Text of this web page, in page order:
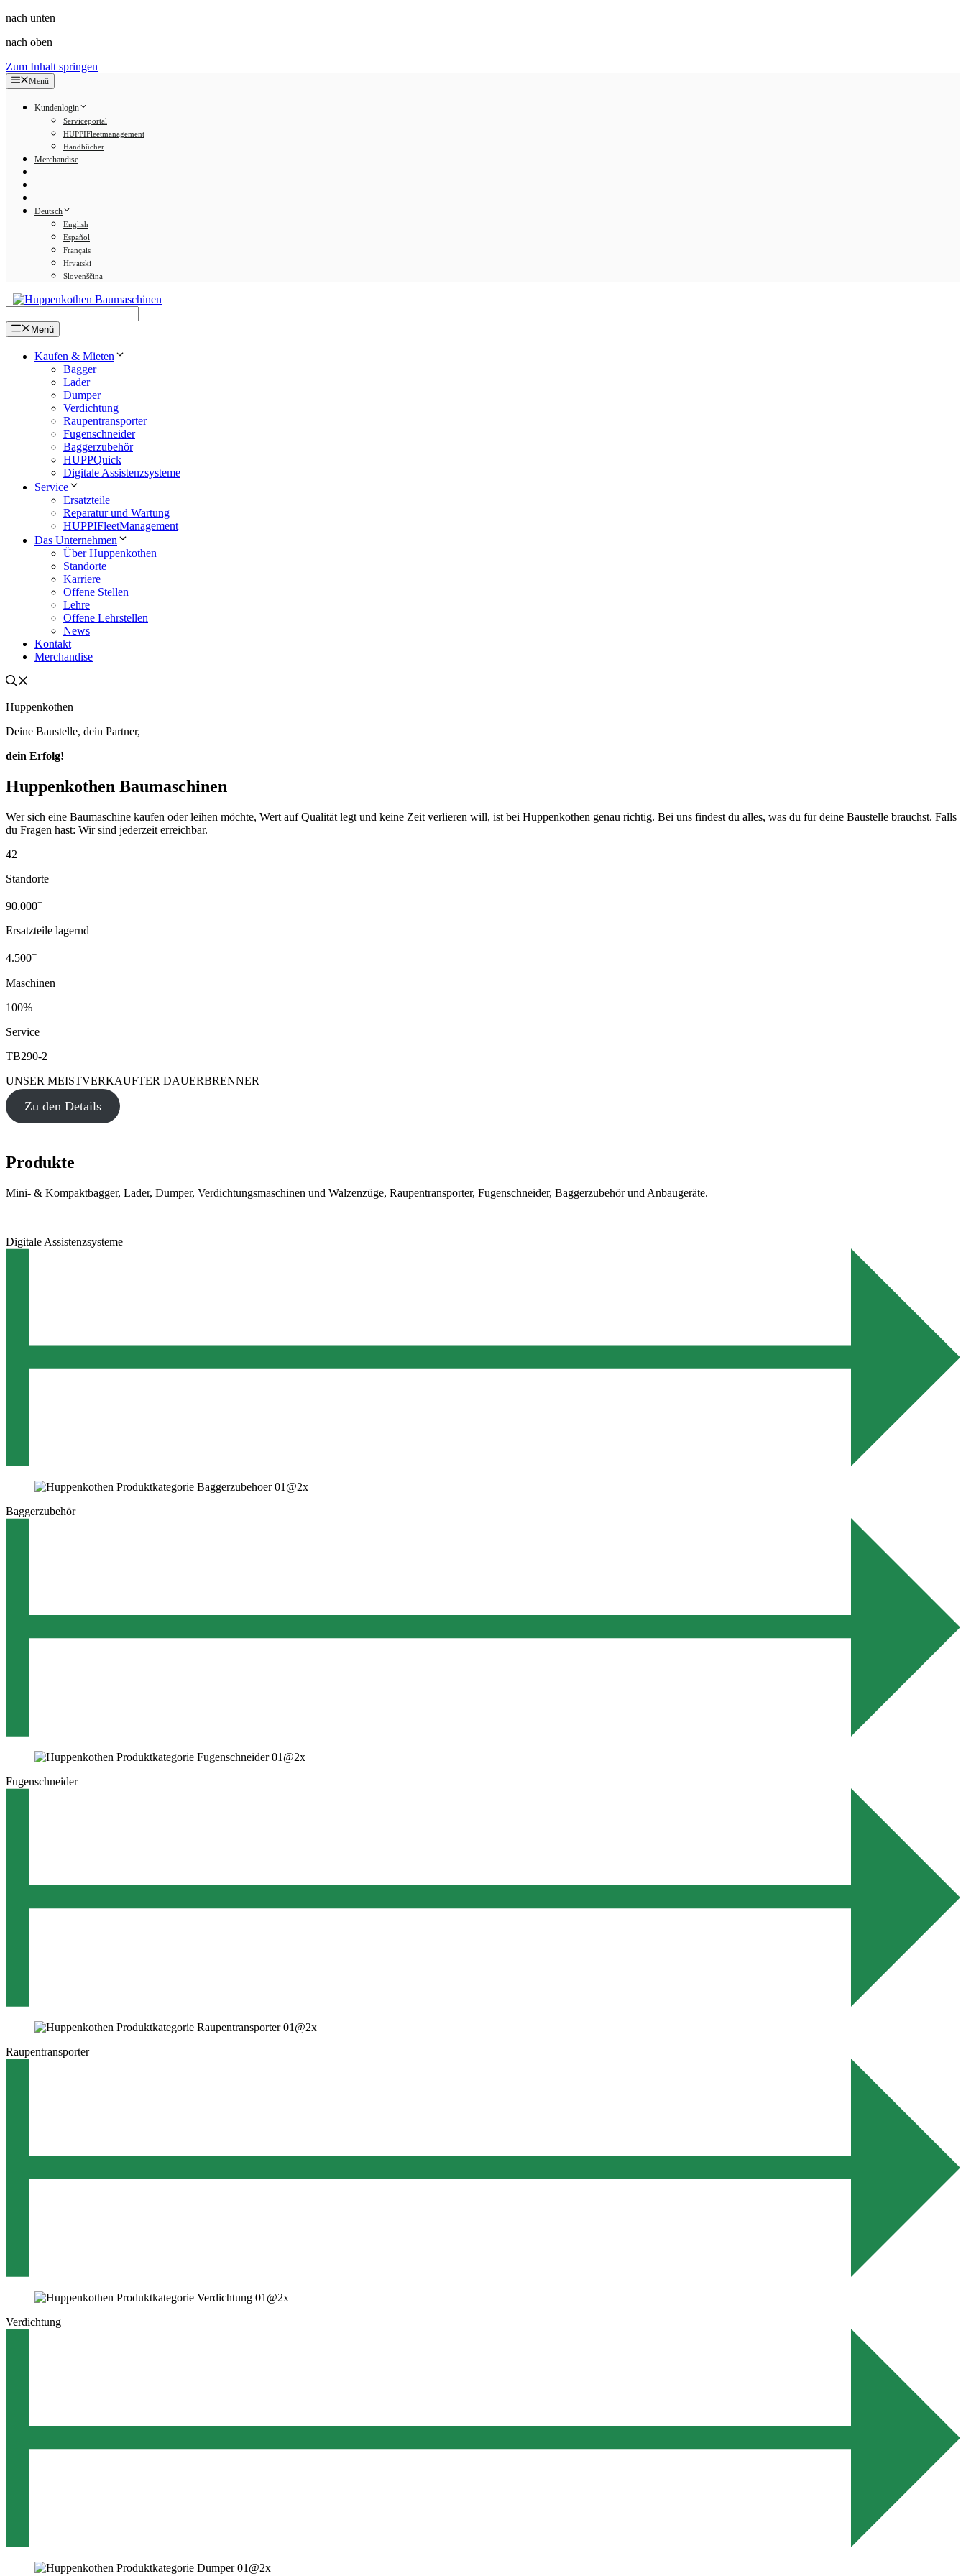
nach unten
nach oben
Zum Inhalt springen
Menü
Kundenlogin
Serviceportal
HUPPIFleetmanagement
Handbücher
Merchandise
Deutsch
English
Español
Français
Hrvatski
Slovenščina
Menü
Kaufen & Mieten
Bagger
Lader
Dumper
Verdichtung
Raupentransporter
Fugenschneider
Baggerzubehör
HUPPQuick
Digitale Assistenzsysteme
Service
Ersatzteile
Reparatur und Wartung
HUPPIFleetManagement
Das Unternehmen
Über Huppenkothen
Standorte
Karriere
Offene Stellen
Lehre
Offene Lehrstellen
News
Kontakt
Merchandise
Huppenkothen
Deine Baustelle, dein Partner,
dein Erfolg!
Huppenkothen Baumaschinen
Wer sich eine Baumaschine kaufen oder leihen möchte, Wert auf Qualität legt und keine Zeit verlieren will, ist bei Huppenkothen genau richtig. Bei uns findest du alles, was du für deine Baustelle brauchst. Falls
du Fragen hast: Wir sind jederzeit erreichbar.
42
Standorte
90.000+
Ersatzteile lagernd
4.500+
Maschinen
100%
Service
TB290-2
UNSER MEISTVERKAUFTER DAUERBRENNER
Zu den Details
Produkte
Mini- & Kompaktbagger, Lader, Dumper, Verdichtungsmaschinen und Walzenzüge, Raupentransporter, Fugenschneider, Baggerzubehör und Anbaugeräte.
Digitale Assistenzsysteme
Baggerzubehör
Fugenschneider
Raupentransporter
Verdichtung